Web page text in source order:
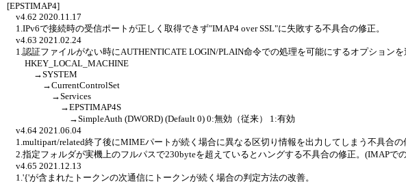
[EPSTIMAP4]
v4.62 2020.11.17
1.IPv6で接続時の受信ポートが正しく取得できず"IMAP4 over SSL"に失敗する不具合の修正。
v4.63 2021.02.24
1.認証ファイルがない時にAUTHENTICATE LOGIN/PLAIN命令での処理を可能にするオプションを
HKEY_LOCAL_MACHINE
→SYSTEM
→CurrentControlSet
→Services
→EPSTIMAP4S
→SimpleAuth (DWORD) (Default 0) 0:無効（従来） 1:有効
v4.64 2021.06.04
1.multipart/related終了後にMIMEパートが続く場合に異なる区切り情報を出力してしまう不具合の
2.指定フォルダが実機上のフルパスで230byteを超えているとハングする不具合の修正。(IMAP
v4.65 2021.12.13
1.'{'が含まれたトークンの次通信にトークンが続く場合の判定方法の改善。